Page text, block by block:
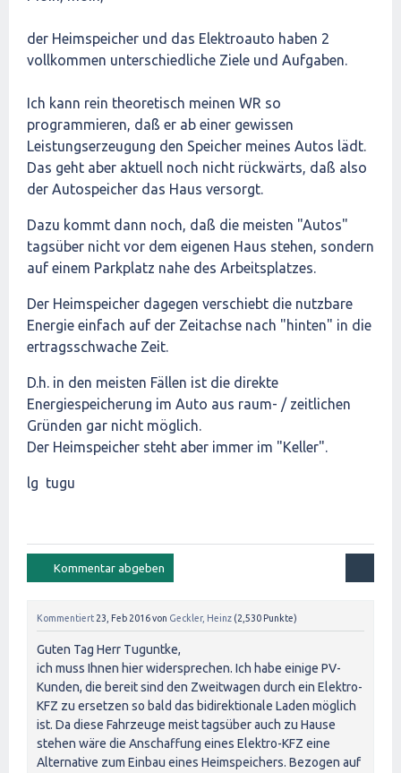
der Heimspeicher und das Elektroauto haben 2
vollkommen unterschiedliche Ziele und Aufgaben.
Ich kann rein theoretisch meinen WR so
programmieren, daß er ab einer gewissen
Leistungserzeugung den Speicher meines Autos lädt.
Das geht aber aktuell noch nicht rückwärts, daß also
der Autospeicher das Haus versorgt.
Dazu kommt dann noch, daß die meisten "Autos"
tagsüber nicht vor dem eigenen Haus stehen, sondern
auf einem Parkplatz nahe des Arbeitsplatzes.
Der Heimspeicher dagegen verschiebt die nutzbare
Energie einfach auf der Zeitachse nach "hinten" in die
ertragsschwache Zeit.
D.h. in den meisten Fällen ist die direkte
Energiespeicherung im Auto aus raum- / zeitlichen
Gründen gar nicht möglich.
Der Heimspeicher steht aber immer im "Keller".
lg tugu
Kommentiert 23, Feb 2016von Geckler, Heinz (2,530 Punkte)
Guten Tag Herr Tuguntke,
ich muss Ihnen hier widersprechen. Ich habe einige PV-
Kunden, die bereit sind den Zweitwagen durch ein Elektro-
KFZ zu ersetzen so bald das bidirektionale Laden möglich
ist. Da diese Fahrzeuge meist tagsüber auch zu Hause
stehen wäre die Anschaffung eines Elektro-KFZ eine
Alternative zum Einbau eines Heimspeichers. Bezogen auf